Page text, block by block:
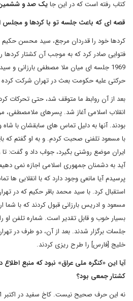
کتاب رفته است که در این جایک صد و
قصه ای که باعث جلسه تو با کردها و مجلس اعلا در سال
فتوایی صادر کرد که به موجب آن کشتار کردها
1969 جلسه ای میان ملا مصطفی بارزانی و
حرکتی علیه حکومت بعث در تهران شرکت کرده
انقلاب اسلامی آغاز شد. پسرهای ملامصطفی،
بودند. آنها به دلیل تماس های سابقشان با
با مسعود تلفنی صحبت کردم. و به او گفتم که
ایران موضع روشنی بگیرد، جواب داد و گفت:
آید به دشمنان جمهوری اسلامی اجازه نمی
پرسیدم آیا مانعی وجود دارد که با انقلابی ها
استقبال کرد. با سید محمد باقر حکیم که در
مسعود و ادریس بارزانی قبول کردند که با شما
بسیار خوب و قابل تقدیر است. شماره تلفن او را
جلسات برگزار شدند. بعد از آن، دو طرف در
خلیج ]فارس[ را طرح ریزی کردند.
آیا این «کنگره ملی عراق» نبود که منبع
کشتار جمعی بود؟